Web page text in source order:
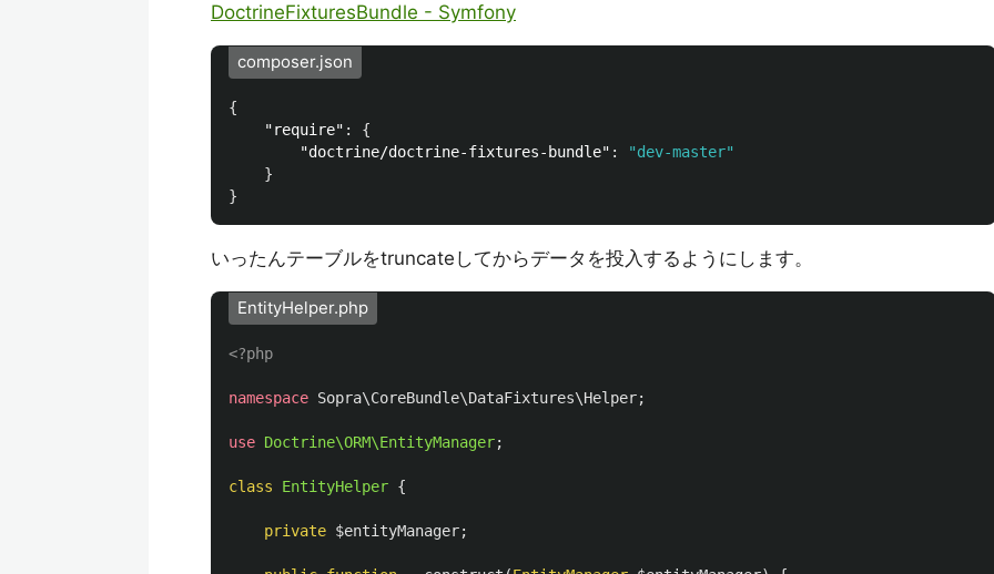
DoctrineFixturesBundle - Symfony
composer.json
{
"require" :
{
"doctrine/doctrine-fixtures-bundle" :
"dev-master"
}
}
いったんテーブルをtruncateしてからデータを投入するようにします。
EntityHelper.php
<?php
namespace Sopra\CoreBundle\DataFixtures\Helper;
use Doctrine\ORM\EntityManager;
class EntityHelper {
private $entityManager;